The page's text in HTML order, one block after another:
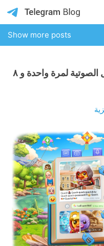
Show more posts
الرسائل المحفوظة 2.0، الرسائل الصوتية لمرة واحدة و ٨